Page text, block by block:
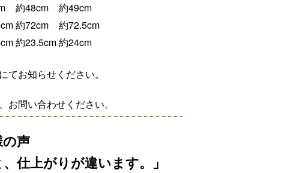
約48cm
約49cm
約72cm
約72.5cm
約23.5cm約24cm
お知らせください。
問い合わせください。
声
仕上がりが違います。」